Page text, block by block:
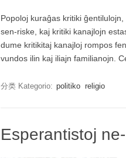
Popoloj kuraĝas kritiki
sen-riske, kaj kritiki kanajlojn
dume kritikitaj kanajloj rompos
vundos ilin kaj iliajn familianojn.
分类 Kategorio: politiko religio
Esperantistoj